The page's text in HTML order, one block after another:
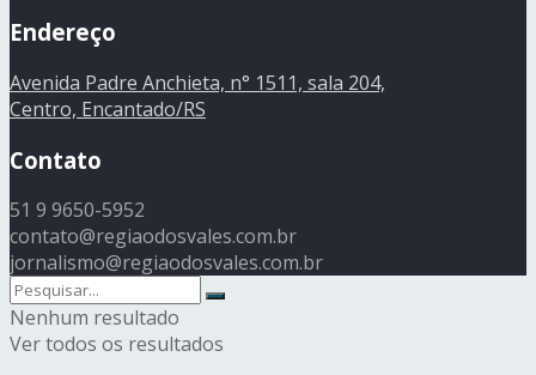
Endereço
Avenida Padre Anchieta, n° 1511, sala 204,
Centro, Encantado/RS
Contato
51 9 9650-5952
contato@regiaodosvales.com.br
jornalismo@regiaodosvales.com.br
Nenhum resultado
Ver todos os resultados